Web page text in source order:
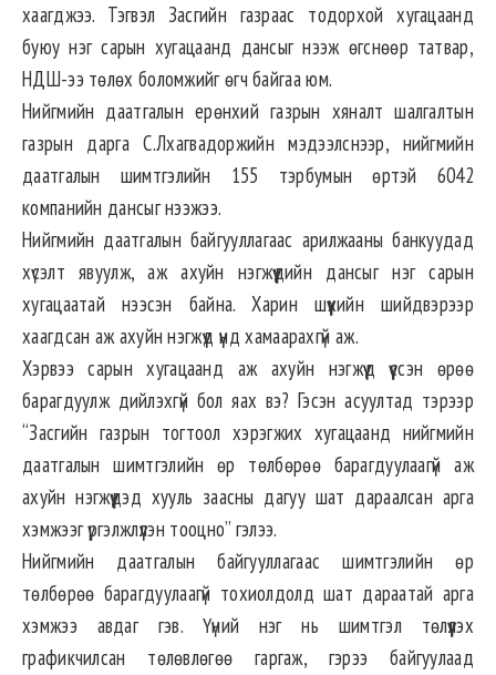
хаагджээ. Тэгвэл Засгийн газраас тодорхой хугацаанд
буюу нэг сарын хугацаанд дансыг нээж өгснөөр татвар,
НДШ-ээ төлөх боломжийг өгч байгаа юм.
Нийгмийн даатгалын ерөнхий газрын хяналт шалгалтын
газрын дарга С.Лхагвадоржийн мэдээлснээр, нийгмийн
даатгалын шимтгэлийн 155 тэрбумын өртэй 6042
компанийн дансыг нээжээ.
Нийгмийн даатгалын байгууллагаас арилжааны банкуудад
хүсэлт явуулж, аж ахуйн нэгжүүдийн дансыг нэг сарын
хугацаатай нээсэн байна. Харин шүүхийн шийдвэрээр
хаагдсан аж ахуйн нэгжүүд үүнд хамаарахгүй аж.
Хэрвээ сарын хугацаанд аж ахуйн нэгжүүд үүссэн өрөө
барагдуулж дийлэхгүй бол яах вэ? Гэсэн асуултад тэрээр
“Засгийн газрын тогтоол хэрэгжих хугацаанд нийгмийн
даатгалын шимтгэлийн өр төлбөрөө барагдуулаагүй аж
ахуйн нэгжүүдэд хууль заасны дагуу шат дараалсан арга
хэмжээг үргэлжлүүлэн тооцно” гэлээ.
Нийгмийн даатгалын байгууллагаас шимтгэлийн өр
төлбөрөө барагдуулаагүй тохиолдолд шат дараатай арга
хэмжээ авдаг гэв. Үүний нэг нь шимтгэл төлүүлэх
графикчилсан төлөвлөгөө гаргаж, гэрээ байгуулаад